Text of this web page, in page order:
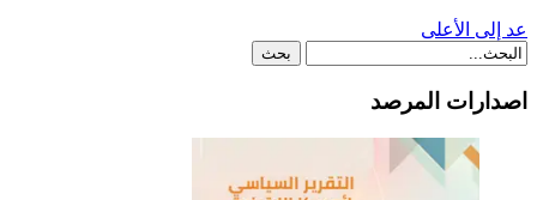
عد إلى الأعلى
اصدارات المرصد